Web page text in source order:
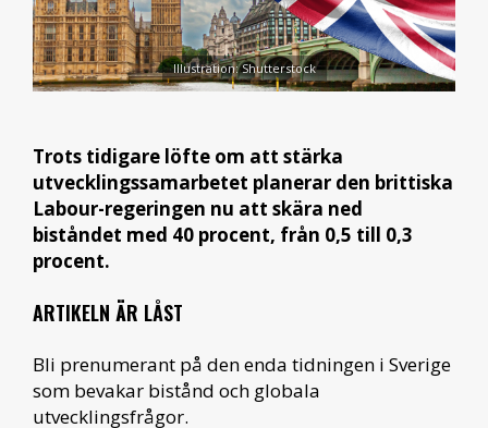
Illustration: Shutterstock
Trots tidigare löfte om att stärka
utvecklingssamarbetet planerar den brittiska
Labour-regeringen nu att skära ned
biståndet med 40 procent, från 0,5 till 0,3
procent.
ARTIKELN ÄR LÅST
Bli prenumerant på den enda tidningen i Sverige
som bevakar bistånd och globala
utvecklingsfrågor.